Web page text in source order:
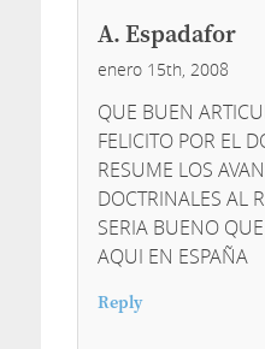
A. Espadafor
enero 15th, 2008
QUE BUEN
FELICITO POR EL
RESUME LOS
DOCTRINALES AL
SERIA BUENO
AQUI EN ESPAÑA
Reply